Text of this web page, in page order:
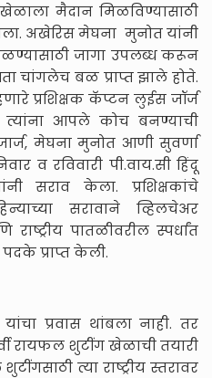
मैदान मिळविण्यासाठी
अखेरिस मेघना मुनोत यांनी
जागा उपलब्ध करून
चांगलेच बळ प्राप्त झाले होते.
प्रशिक्षक कॅप्टन लुईस जॉर्ज
आपले कोच बनण्याची
मेघना मुनोत आणी सुवर्णा
व रविवारी पी.वाय.सी हिंदू
सराव केला. प्रशिक्षकांचे
सरावाने व्हिलचेअर
पातळीवरील स्पर्धांत
प्राप्त केली.
प्रवास थांबला नाही. तर
रायफल शुटींग खेळाची तयारी
त्या राष्ट्रीय स्तरावर